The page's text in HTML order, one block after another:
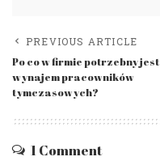
PREVIOUS ARTICLE
Po co w firmie potrzebny jest
wynajem pracowników
tymczasowych?
1 Comment